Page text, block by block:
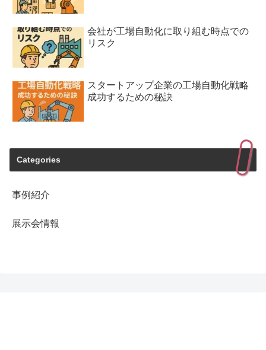
会社が工場自動化に取り組む時点での
リスク
スタートアップ企業の工場自動化戦略
成功するための秘訣
Categories
事例紹介
展示会情報